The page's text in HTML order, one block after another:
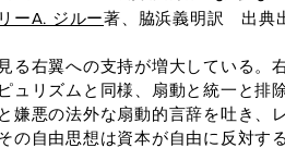
ーA. ジルー著、脇浜義明訳 出典
右翼への支持が増大している。
リズムと同様、扇動と統一と排
悪の法外な扇動的言辞を吐き、
自由思想は資本が自由に反対す